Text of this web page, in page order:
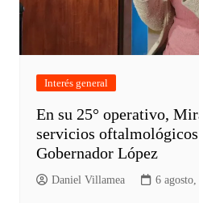
Interés general
En su 25° operativo,
servicios
Gobernador López
Daniel Villamea 6